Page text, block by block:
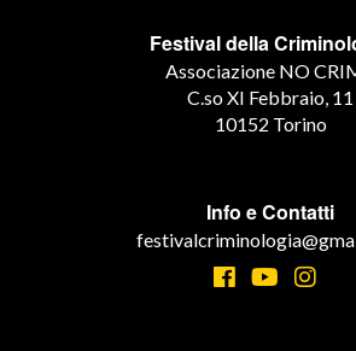
Festival della
Associazione NO
C.so XI Febbraio, 11
10152 Torino
Info e Contatti